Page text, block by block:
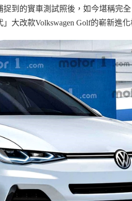
到的實車測試照後，如今堪稱完
」大改款Volkswagen Golf的嶄新進化